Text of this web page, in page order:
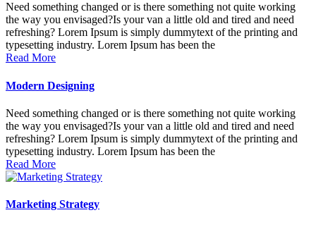
Need something changed or is there something not quite working
the way you envisaged?Is your van a little old and tired and need
refreshing? Lorem Ipsum is simply dummytext of the printing and
typesetting industry. Lorem Ipsum has been the
Read More
Modern Designing
Need something changed or is there something not quite working
the way you envisaged?Is your van a little old and tired and need
refreshing? Lorem Ipsum is simply dummytext of the printing and
typesetting industry. Lorem Ipsum has been the
Read More
Marketing Strategy